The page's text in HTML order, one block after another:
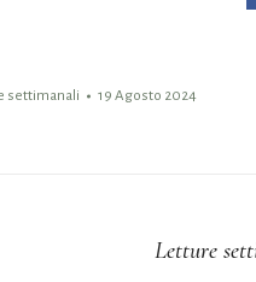
settimanali 19 Agosto 2024
Letture